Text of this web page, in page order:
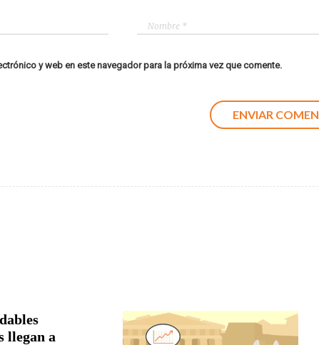
y web en este navegador para la próxima vez que comente.
llegan a